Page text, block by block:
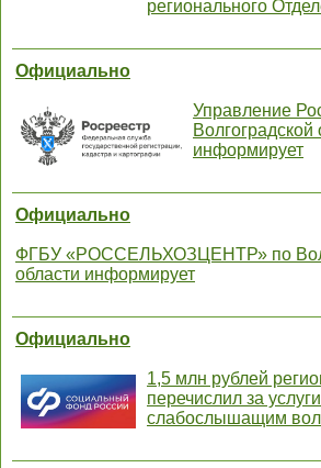
регионального
Официально
Управление
Волгоградской
информирует
Официально
ФГБУ «РОССЕЛЬХОЗЦЕНТР» по
области информирует
Официально
1,5 млн рублей
перечислил за
слабослышащим